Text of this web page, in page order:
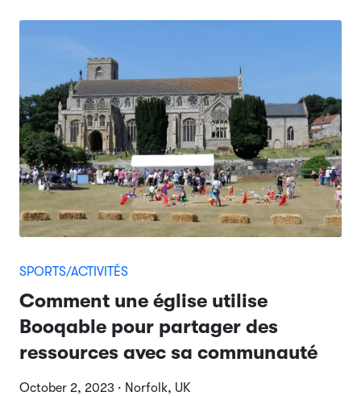
SPORTS/ACTIVITÉS
Comment une église utilise
Booqable pour partager des
ressources avec sa communauté
October 2, 2023 · Norfolk, UK